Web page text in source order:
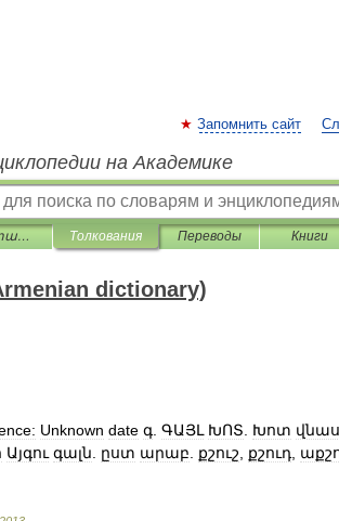
Запомнить сайт
на Академике
հայերեն բառարան (Armenian dictionary) Толкования Переводы Книги
dictionary)
Unknown date գ ԳԱՅԼ ԽՈՏ Խոտ
Այգու գալն ըստ արաբ քշուշ քշուդ